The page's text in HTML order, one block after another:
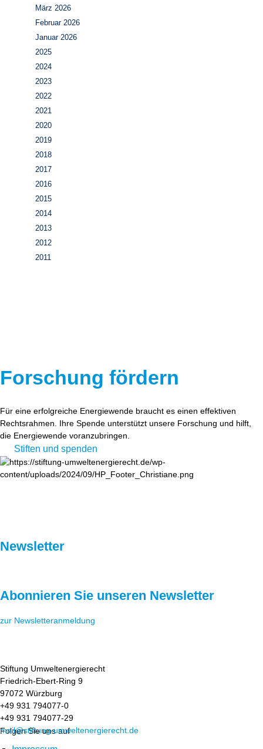
März 2026
Februar 2026
Januar 2026
2025
2024
2023
2022
2021
2020
2019
2018
2017
2016
2015
2014
2013
2012
2011
Forschung fördern
Für eine erfolgreiche Energiewende braucht es einen effektiven
Rechtsrahmen. Ihre Spende unterstützt unsere Forschung und hilft,
die Energiewende voranzubringen.
Stiften und spenden
Newsletter
Abonnieren Sie unseren Newsletter
zur Newsletteranmeldung
Stiftung Umweltenergierecht
Friedrich-Ebert-Ring 9
97072 Würzburg
+49 931 794077-0
+49 931 794077-29
mail@stiftung-umweltenergierecht.de
Folgen Sie uns auf